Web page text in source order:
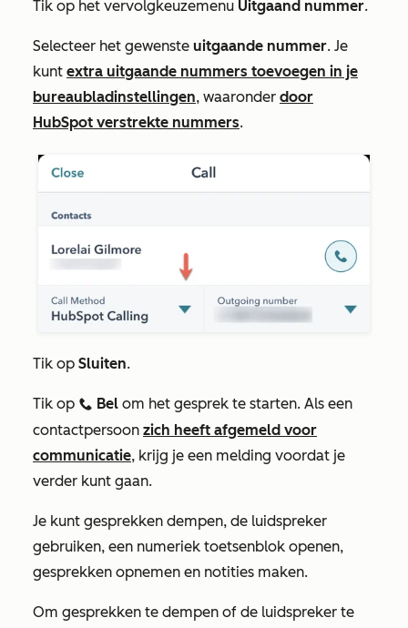
Tik op het vervolgkeuzemenu Uitgaand nummer.
Selecteer het gewenste uitgaande nummer. Je
kunt extra uitgaande nummers toevoegen in je
bureaubladinstellingen, waaronder door
HubSpot verstrekte nummers.
Tik op Sluiten.
Tik op calling Bel om het gesprek te starten. Als een
contactpersoon zich heeft afgemeld voor
communicatie, krijg je een melding voordat je
verder kunt gaan.
Je kunt gesprekken dempen, de luidspreker
gebruiken, een numeriek toetsenblok openen,
gesprekken opnemen en notities maken.
Om gesprekken te dempen of de luidspreker te